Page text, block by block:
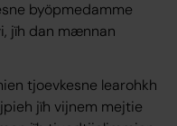
byöpmedamme
jïh dan mænnan
tjoevkesne learohkh
jïh vijnem mejtie